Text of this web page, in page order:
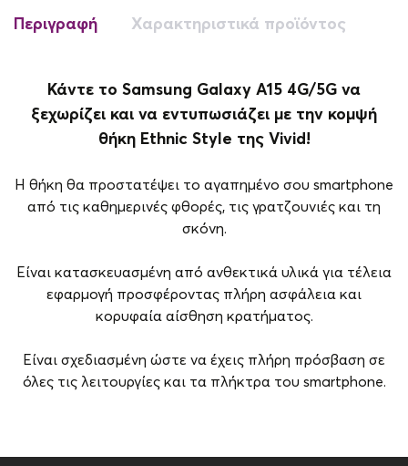
Περιγραφή Χαρακτηριστικά προϊόντος
Κάντε το Samsung Galaxy A15 4G/5G να
ξεχωρίζει και να εντυπωσιάζει με την κομψή
θήκη Ethnic Style της Vivid!
Η θήκη θα προστατέψει το αγαπημένο σου smartphone
από τις καθημερινές φθορές, τις γρατζουνιές και τη
σκόνη.
Είναι κατασκευασμένη από ανθεκτικά υλικά για τέλεια
εφαρμογή προσφέροντας πλήρη ασφάλεια και
κορυφαία αίσθηση κρατήματος.
Είναι σχεδιασμένη ώστε να έχεις πλήρη πρόσβαση σε
όλες τις λειτουργίες και τα πλήκτρα του smartphone.
Συμβατότητα
Samsung Galaxy A15